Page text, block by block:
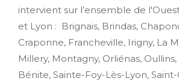
intervient sur l’ensemble de
et Lyon : Brignais, Brindas,
Craponne, Francheville, Irigny, La
Millery, Montagny, Orliénas,
Bénite, Sainte-Foy-Lès-Lyon, Saint-